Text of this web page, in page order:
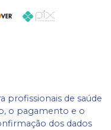
profissionais de saúde
o pagamento e o
dos dados